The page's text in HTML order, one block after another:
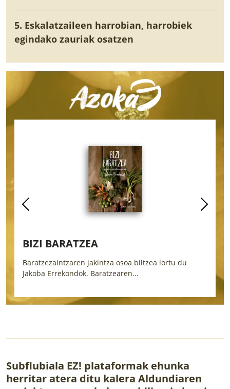
5. Eskalatzaileen harrobian, harrobiek
egindako zauriak osatzen
BIZI BARATZEA
Baratzezaintzaren jakintza osoa biltzea lortu du
Jakoba Errekondok. Baratzearen...
Subflubiala EZ! plataformak ehunka
herritar atera ditu kalera Aldundiaren